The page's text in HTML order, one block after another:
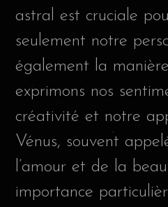
astral est cruciale
seulement notre
également la
exprimons nos
créativité et notre
Vénus, souvent
l’amour et de la
importance